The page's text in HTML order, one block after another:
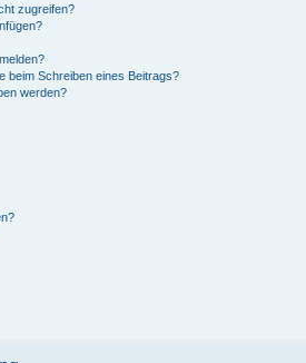
zugreifen?
beim Schreiben eines Beitrags?
werden?